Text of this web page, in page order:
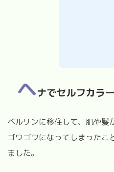
ヘナでセルフカラ
ベルリンに移住して、肌や髪
ゴワゴワになってしまったこ
ました。